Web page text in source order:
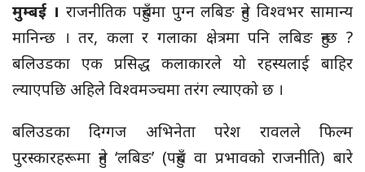
मुम्बई । राजनीतिक पहुँचमा पुग्न लबिङ हुने विश्वभर सामान्य
मानिन्छ । तर, कला र गलाका क्षेत्रमा पनि लबिङ हुन्छ ?
बलिउडका एक प्रसिद्ध कलाकारले यो रहस्यलाई बाहिर
ल्याएपछि अहिले विश्वमञ्चमा तरंग ल्याएको छ ।
बलिउडका दिग्गज अभिनेता परेश रावलले फिल्म
पुरस्कारहरूमा हुने ‘लबिङ’ (पहुँच वा प्रभावको राजनीति) बारे